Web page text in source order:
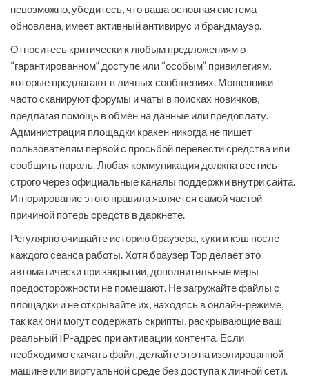
невозможно, убедитесь, что ваша основная система
обновлена, имеет активный антивирус и брандмауэр.
Относитесь критически к любым предложениям о
“гарантированном” доступе или “особым” привилегиям,
которые предлагают в личных сообщениях. Мошенники
часто сканируют форумы и чаты в поисках новичков,
предлагая помощь в обмен на данные или предоплату.
Администрация площадки кракен никогда не пишет
пользователям первой с просьбой перевести средства или
сообщить пароль. Любая коммуникация должна вестись
строго через официальные каналы поддержки внутри сайта.
Игнорирование этого правила является самой частой
причиной потерь средств в даркнете.
Регулярно очищайте историю браузера, куки и кэш после
каждого сеанса работы. Хотя браузер Тор делает это
автоматически при закрытии, дополнительные меры
предосторожности не помешают. Не загружайте файлы с
площадки и не открывайте их, находясь в онлайн-режиме,
так как они могут содержать скрипты, раскрывающие ваш
реальный IP-адрес при активации контента. Если
необходимо скачать файл, делайте это на изолированной
машине или виртуальной среде без доступа к личной сети.